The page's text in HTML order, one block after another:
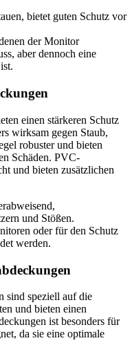
bietet guten Schutz vor
der Monitor
aber dennoch eine
einen stärkeren Schutz
wirksam gegen Staub,
robuster und bieten
Schäden. PVC-
und bieten zusätzlichen
und Stößen.
oder für den Schutz
werden.
sind speziell auf die
und bieten einen
ist besonders für
da sie eine optimale